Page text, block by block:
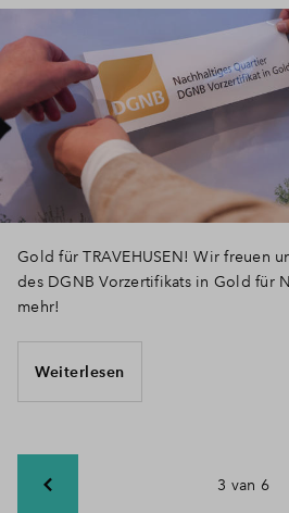
Gold für TRAVEHUSEN! Wir freuen
des DGNB Vorzertifikats in Gold für
mehr!
Weiterlesen
3 van 6